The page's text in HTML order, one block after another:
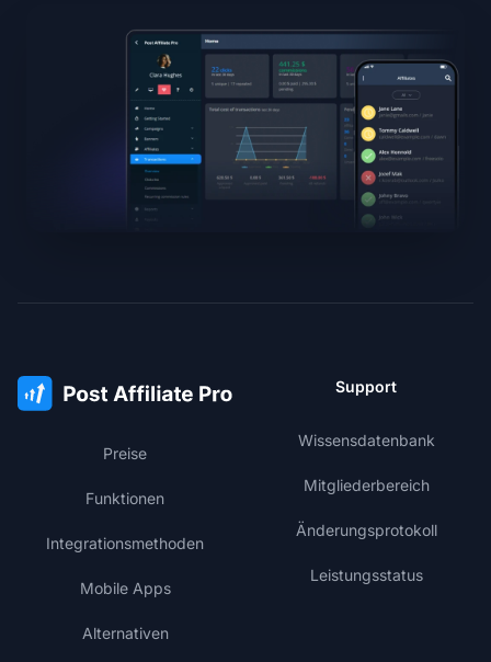
Preise
Funktionen
Integrationsmethoden
Mobile Apps
Alternativen
Support
Wissensdatenbank
Mitgliederbereich
Änderungsprotokoll
Leistungsstatus